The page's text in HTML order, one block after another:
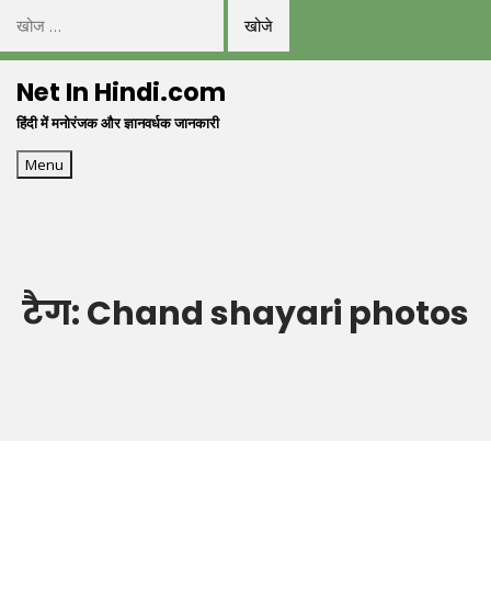
निम्न
को
खोजें:Net In Hindi.com
हिंदी में मनोरंजक और ज्ञानवर्धक जानकारी
Menu
टैग:Chand shayari photos